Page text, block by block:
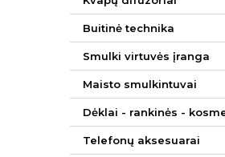
Buitinė technika
Smulki virtuvės įranga
Maisto smulkintuvai
Dėklai - rankinės -
Telefonų aksesuarai